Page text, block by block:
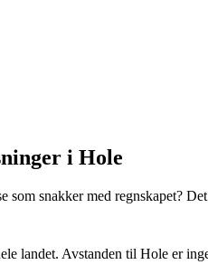
i Hole
snakker med regnskapet?
landet. Avstanden til Hole er